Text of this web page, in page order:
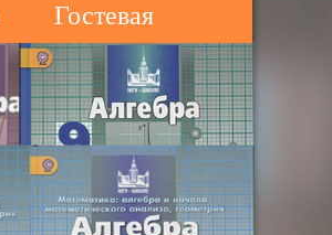
Гостевая